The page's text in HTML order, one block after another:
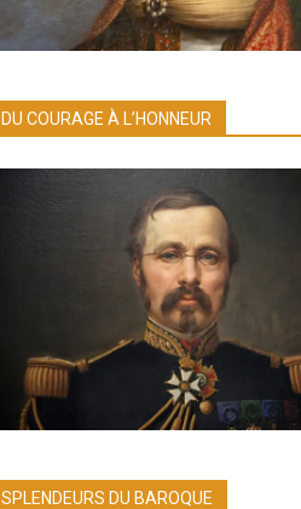
DU COURAGE À L’HONNEUR
SPLENDEURS DU BAROQUE